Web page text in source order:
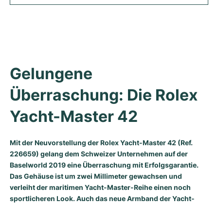
GMT-Master
Oyster Perpetual
Yacht-Master
Yacht-Master II
Sea-Dweller
Sky-Dweller
Submariner
Golden Ellipse
Calibre
Rotonde
Crash
Pasha
Tortue
Baignoire
Ballon Blanc
Avenger
Bentley
Transocean
Cockpit
Chronospace
Super Avenger
Galactic
Damenuhren
Monaco
Grand Carrera
Gebraucht
Damenuhren
Pilot's Watch
Portugieser
Da Vinci
Aquatimer
Spitfire
GST
Vintage
Big Bang
King Power
Gebraucht
Gelungene
Überraschung: Die Rolex
Yacht-Master 42
Mit der Neuvorstellung der Rolex Yacht-Master 42 (Ref.
226659) gelang dem Schweizer Unternehmen auf der
Baselworld 2019 eine Überraschung mit Erfolgsgarantie.
Das Gehäuse ist um zwei Millimeter gewachsen und
verleiht der maritimen Yacht-Master-Reihe einen noch
sportlicheren Look. Auch das neue Armband der Yacht-